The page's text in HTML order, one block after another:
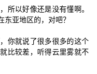
所以好像还是没有懂啊。
亚地区的，对吧？
你就说了很多很多的这个
比较差，听得云里雾就不